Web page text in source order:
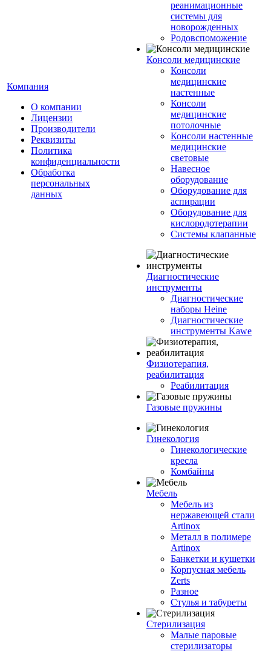
Компания
О компании
Лицензии
Производители
Реквизиты
Политика
конфиденциальности
Обработка
персональных
данных
реанимационные
системы для
новорожденных
Родовспоможение
Консоли медицинские
Консоли
медицинские
настенные
Консоли
медицинские
потолочные
Консоли настенные
медицинские
световые
Навесное
оборудование
Оборудование для
аспирации
Оборудование для
кислородотерапии
Системы клапанные
Диагностические
инструменты
Диагностические
наборы Heine
Диагностические
инструменты Kawe
Физиотерапия,
реабилитация
Реабилитация
Газовые пружины
Гинекология
Гинекологические
кресла
Комбайны
Мебель
Мебель из
нержавеющей стали
Artinox
Металл в полимере
Artinox
Банкетки и кушетки
Корпусная мебель
Zerts
Разное
Стулья и табуреты
Стерилизация
Малые паровые
стерилизаторы